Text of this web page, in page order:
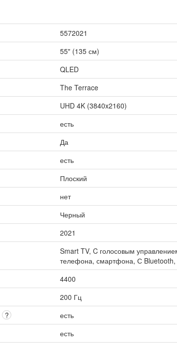
5572021
55" (135 см)
QLED
The Terrace
UHD 4K (3840x2160)
есть
Да
есть
Плоский
нет
Черный
2021
Smart TV, C голосовым
телефона, смартфона, С
4400
200 Гц
?
есть
есть